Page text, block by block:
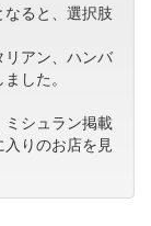
ると、選択肢
アン、ハンバ
した。
シュラン掲載
りのお店を見